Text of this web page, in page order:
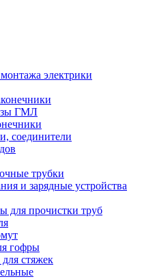
электрики
ГМЛ
соединители
трубки
и зарядные устройства
для прочистки труб
гофры
стяжек